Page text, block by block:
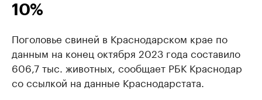
10%
Поголовье свиней в Краснодарском крае по
данным на конец октября 2023 года составило
606,7 тыс. животных, сообщает РБК Краснодар
со ссылкой на данные Краснодарстата.